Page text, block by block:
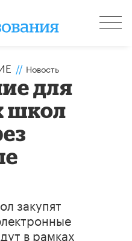
// Новость
для
школ
закупят
в рамках